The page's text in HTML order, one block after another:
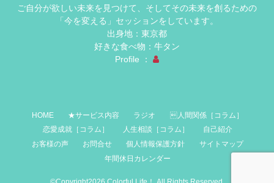
ご自分が欲しい未来を見つけて、そしてその未来を創るための
「今を変える」セッションをしています。
出身地：東京都
好きな食べ物：牛タン
Profile ：
HOME ★サービス内容 ラジオ
人間関係［コラム］
恋愛成就［コラム］
人生相談［コラム］
自己紹介
お客様の声
お問合せ 個人情報保護方針
サイトマップ
年間休日カレンダー